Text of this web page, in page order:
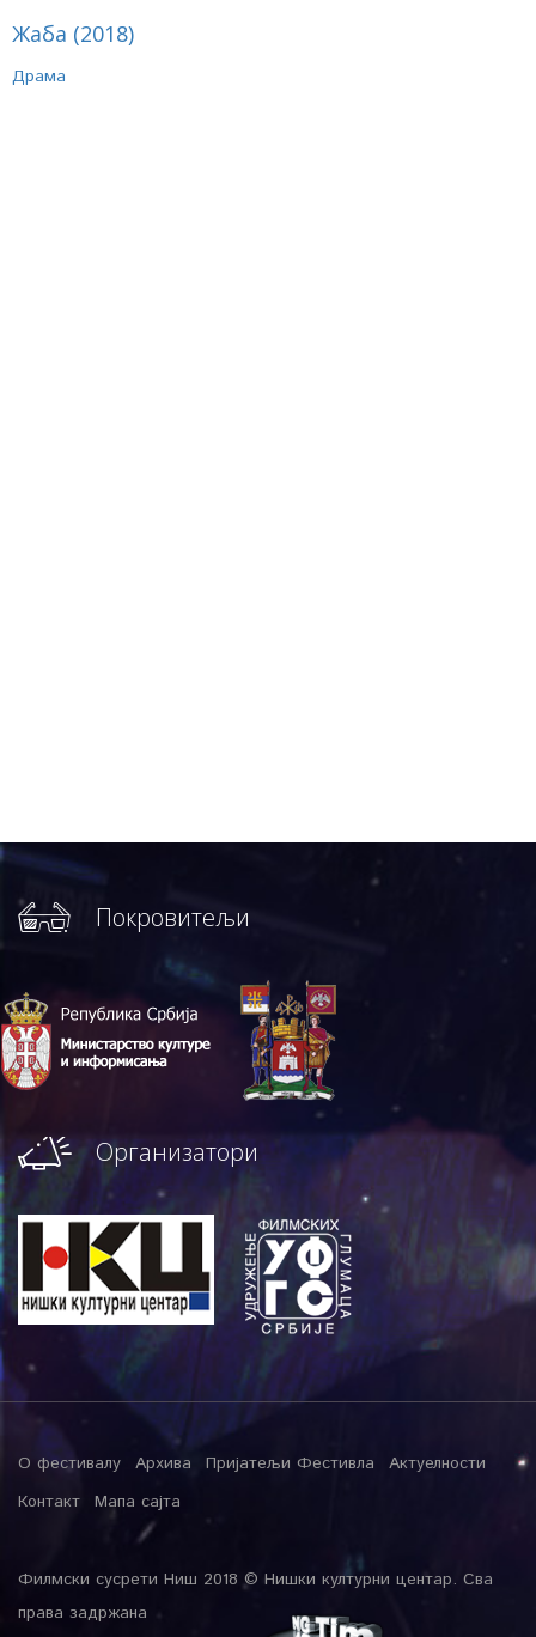
Жаба (2018)
Драма
Покровитељи
Организатори
О фестивалу Архива Пријатељи Фестивла
Актуелности
Контакт Мапа сајта
Филмски сусрети Ниш 2018 © Нишки културни центар. Сва
права задржана